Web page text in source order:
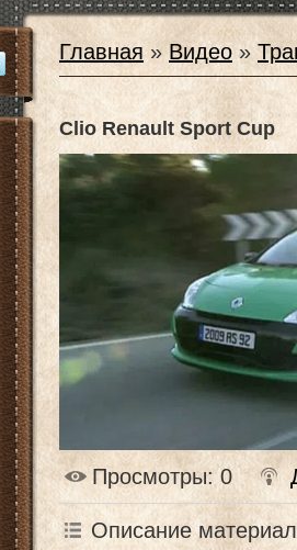
Главная »Видео »
Clio Renault Sport Cup
Просмотры: 0
Описание